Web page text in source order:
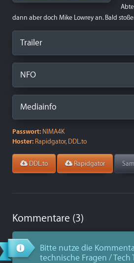
dann aber doch Mike Lowrey an. Bald
Trailer
NFO
Mediainfo
Passwort: NIMA4K
Hoster: Rapidgator, DDL.to
DDL.to Rapidgator
Kommentare (3)
Bitte nutze die
technische Fragen /